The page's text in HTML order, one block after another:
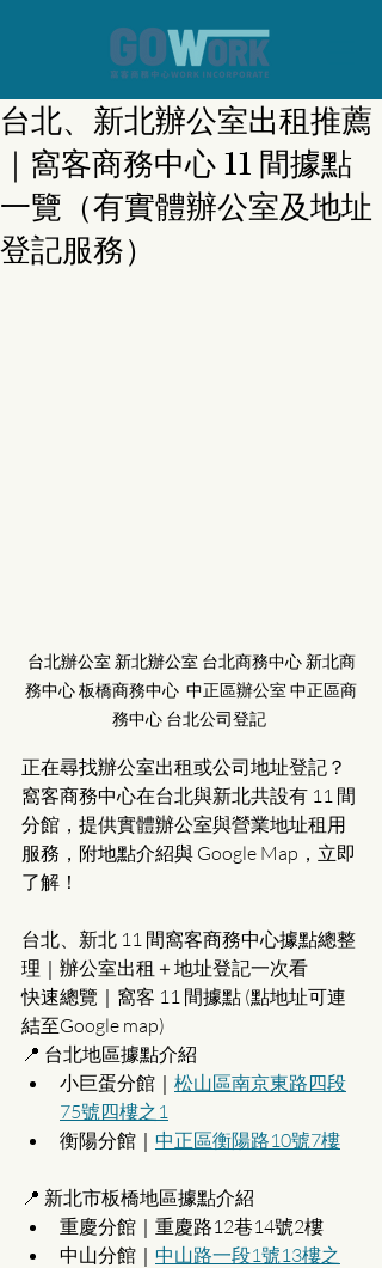
台北、新北辦公室出租推薦
｜窩客商務中心 11 間據點
一覽（有實體辦公室及地址
登記服務）
台北辦公室 新北辦公室 台北商務中心 新北商
務中心 板橋商務中心  中正區辦公室 中正區商
務中心 台北公司登記
正在尋找辦公室出租或公司地址登記？
窩客商務中心在台北與新北共設有 11 間
分館，提供實體辦公室與營業地址租用
服務，附地點介紹與 Google Map，立即
了解！
台北、新北 11 間窩客商務中心據點總整
理｜辦公室出租＋地址登記一次看
快速總覽｜窩客 11 間據點 (點地址可連
結至Google map)
📍 台北地區據點介紹
小巨蛋分館｜ 松山區南京東路四段
75號四樓之1
衡陽分館｜ 中正區衡陽路10號7樓
📍 新北市板橋地區據點介紹
重慶分館｜重慶路12巷14號2樓
中山分館｜ 中山路一段1號13樓之